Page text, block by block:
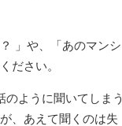
」や、「あのマンシ
ださい。
ように聞いてしまう
、あえて聞くのは失